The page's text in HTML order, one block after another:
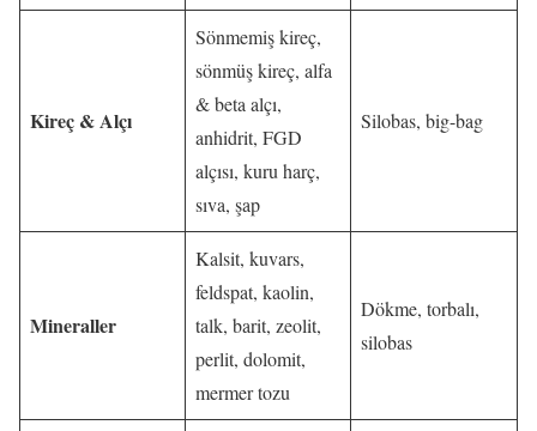
Kireç & Alçı
Sönmemiş kireç,
sönmüş kireç, alfa
& beta alçı,
anhidrit, FGD
alçısı, kuru harç,
sıva, şap
Silobas, big-bag
Mineraller
Kalsit, kuvars,
feldspat, kaolin,
talk, barit, zeolit,
perlit, dolomit,
mermer tozu
Dökme, torbalı,
silobas